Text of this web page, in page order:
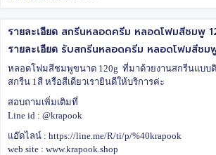
รายละเอียด สกรีนหลอดครีม หลอดโฟมสีชมพู
รายละเอียด รับสกรีนหลอดครีม หลอดโฟมสีชม
หลอดโฟมสีชมพูขนาด 120g ที่มาด้วยงานสกรีนแบบ
สกรีน 1สี หรือสีเดียวเรายินดีให้บริการค่ะ
สอบถามเพิ่มเติมที่
Line id : @krapook
แอ๊ดไลน์ : https://line.me/R/ti/p/%40krapook
web site : www.krapook.shop